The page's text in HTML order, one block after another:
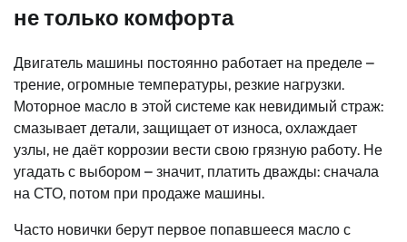
не только комфорта
Двигатель машины постоянно работает на пределе –
трение, огромные температуры, резкие нагрузки.
Моторное масло в этой системе как невидимый страж:
смазывает детали, защищает от износа, охлаждает
узлы, не даёт коррозии вести свою грязную работу. Не
угадать с выбором – значит, платить дважды: сначала
на СТО, потом при продаже машины.
Часто новички берут первое попавшееся масло с